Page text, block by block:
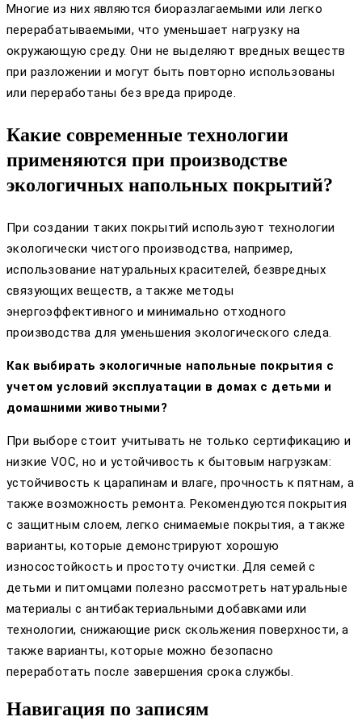
Многие из них являются биоразлагаемыми или легко
перерабатываемыми, что уменьшает нагрузку на
окружающую среду. Они не выделяют вредных веществ
при разложении и могут быть повторно использованы
или переработаны без вреда природе.
Какие современные технологии
применяются при производстве
экологичных напольных покрытий?
При создании таких покрытий используют технологии
экологически чистого производства, например,
использование натуральных красителей, безвредных
связующих веществ, а также методы
энергоэффективного и минимально отходного
производства для уменьшения экологического следа.
Как выбирать экологичные напольные покрытия с
учетом условий эксплуатации в домах с детьми и
домашними животными?
При выборе стоит учитывать не только сертификацию и
низкие VOC, но и устойчивость к бытовым нагрузкам:
устойчивость к царапинам и влаге, прочность к пятнам, а
также возможность ремонта. Рекомендуются покрытия
с защитным слоем, легко снимаемые покрытия, а также
варианты, которые демонстрируют хорошую
износостойкость и простоту очистки. Для семей с
детьми и питомцами полезно рассмотреть натуральные
материалы с антибактериальными добавками или
технологии, снижающие риск скольжения поверхности, а
также варианты, которые можно безопасно
переработать после завершения срока службы.
Навигация по записям